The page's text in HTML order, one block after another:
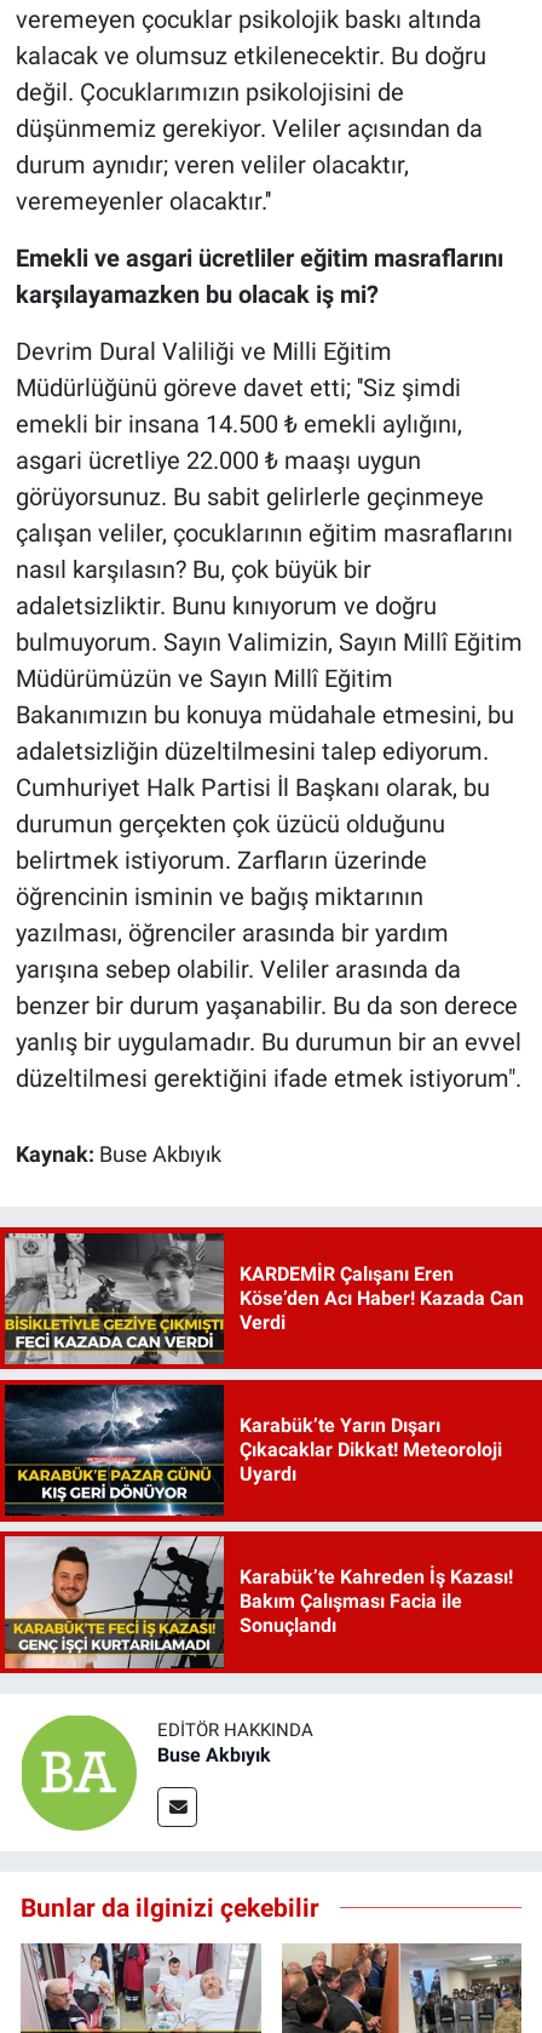
veremeyen çocuklar psikolojik baskı altında
kalacak ve olumsuz etkilenecektir. Bu doğru
değil. Çocuklarımızın psikolojisini de
düşünmemiz gerekiyor. Veliler açısından da
durum aynıdır; veren veliler olacaktır,
veremeyenler olacaktır.''
Emekli ve asgari ücretliler eğitim masraflarını
karşılayamazken bu olacak iş mi?
Devrim Dural Valiliği ve Milli Eğitim
Müdürlüğünü göreve davet etti; ''Siz şimdi
emekli bir insana 14.500 ₺ emekli aylığını,
asgari ücretliye 22.000 ₺ maaşı uygun
görüyorsunuz. Bu sabit gelirlerle geçinmeye
çalışan veliler, çocuklarının eğitim masraflarını
nasıl karşılasın? Bu, çok büyük bir
adaletsizliktir. Bunu kınıyorum ve doğru
bulmuyorum. Sayın Valimizin, Sayın Millî Eğitim
Müdürümüzün ve Sayın Millî Eğitim
Bakanımızın bu konuya müdahale etmesini, bu
adaletsizliğin düzeltilmesini talep ediyorum.
Cumhuriyet Halk Partisi İl Başkanı olarak, bu
durumun gerçekten çok üzücü olduğunu
belirtmek istiyorum. Zarfların üzerinde
öğrencinin isminin ve bağış miktarının
yazılması, öğrenciler arasında bir yardım
yarışına sebep olabilir. Veliler arasında da
benzer bir durum yaşanabilir. Bu da son derece
yanlış bir uygulamadır. Bu durumun bir an evvel
düzeltilmesi gerektiğini ifade etmek istiyorum".
Kaynak: Buse Akbıyık
KARDEMİR Çalışanı Eren
Köse’den Acı Haber! Kazada Can
Verdi
Karabük’te Yarın Dışarı
Çıkacaklar Dikkat! Meteoroloji
Uyardı
Karabük’te Kahreden İş Kazası!
Bakım Çalışması Facia ile
Sonuçlandı
EDITÖR HAKKINDA
Buse Akbıyık
Bunlar da ilginizi çekebilir